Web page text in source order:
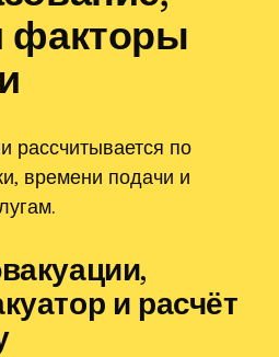
факторы
рассчитывается по
времени подачи и
и расчёт